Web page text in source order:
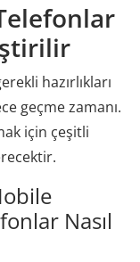
hazırlıkları
geçme zamanı.
için çeşitli
Nasıl